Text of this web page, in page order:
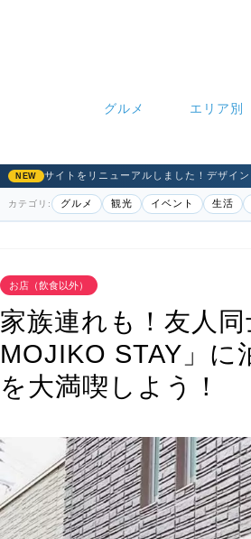
グルメ エリア別
NEW サイトをリニューアルしました！デザイ
カテゴリ: グルメ 観光 イベント 生活
お店（飲食以外）
家族連れも！友人
MOJIKO STAY」に
を大満喫しよう！